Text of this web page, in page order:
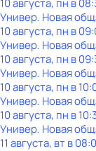
10 августа, пн в
Универ. Новая
10 августа, пн в
Универ. Новая
10 августа, пн в
Универ. Новая
10 августа, пн в
Универ. Новая
10 августа, пн в
Универ. Новая
11 августа, вт в